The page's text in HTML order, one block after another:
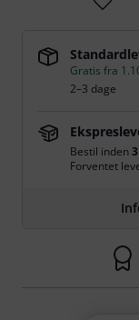
Gratis fra
2–3 dage
Bestil inden
Forventet